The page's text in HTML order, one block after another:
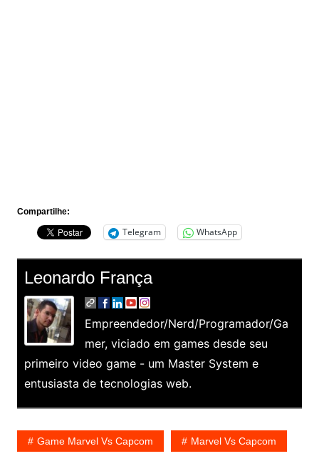
Compartilhe:
Telegram WhatsApp
Leonardo França
Empreendedor/Nerd/Programador/Ga
mer, viciado em games desde seu
primeiro video game - um Master System e
entusiasta de tecnologias web.
Game Marvel Vs Capcom Marvel Vs Capcom